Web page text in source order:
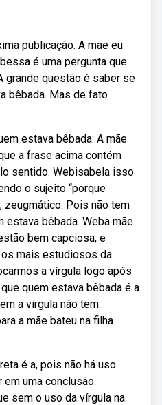
publicação. A mae eu
é uma pergunta que
grande questão é saber se
bêbada. Mas de fato
estava bêbada: A mãe
a frase acima contém
sentido. Webisabela isso
o sujeito “porque
zeugmático. Pois não tem
bêbada. Weba mãe
bem capciosa, e
mais estudiosos da
a vírgula logo após
quem estava bêbada é a
a virgula não tem.
a mãe bateu na filha
é a, pois não há uso.
em uma conclusão.
sem o uso da vírgula na